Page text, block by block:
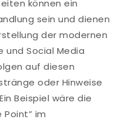
können ein
sein und dienen
der modernen
und Social Media
auf diesen
oder Hinweise
Beispiel wäre die
im